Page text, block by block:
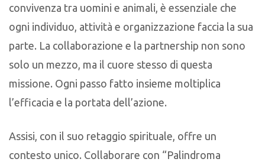
convivenza tra uomini e animali, è essenziale che
ogni individuo, attività e organizzazione faccia la sua
parte. La collaborazione e la partnership non sono
solo un mezzo, ma il cuore stesso di questa
missione. Ogni passo fatto insieme moltiplica
l’efficacia e la portata dell’azione.
Assisi, con il suo retaggio spirituale, offre un
contesto unico. Collaborare con “Palindroma